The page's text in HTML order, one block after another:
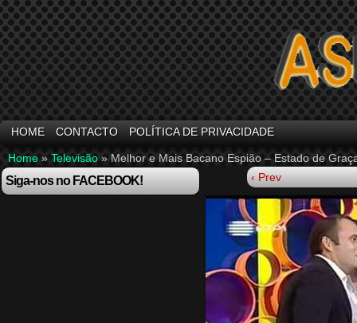
HOME CONTACTO POLÍTICA DE PRIVACIDADE
Home » Televisão » Melhor e Mais Bacano Espião – Estado de
Siga-nos no FACEBOOK! ‹ Prev